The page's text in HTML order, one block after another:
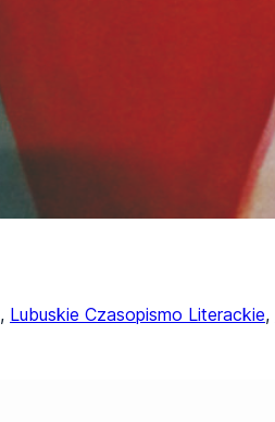
, Lubuskie Czasopismo Literackie,